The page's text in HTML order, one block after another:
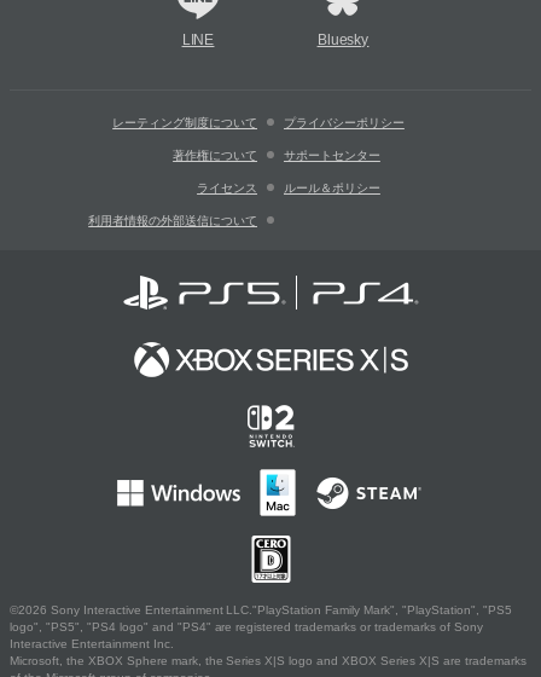
LINE Bluesky
レーティング制度について プライバシーポリシー
著作権について サポートセンター
ライセンス ルール＆ポリシー
利用者情報の外部送信について
©2026 Sony Interactive Entertainment LLC."PlayStation Family Mark", "PlayStation", "PS5
logo", "PS5", "PS4 logo" and "PS4" are registered trademarks or trademarks of Sony
Interactive Entertainment Inc.
Microsoft, the XBOX Sphere mark, the Series X|S logo and XBOX Series X|S are trademarks